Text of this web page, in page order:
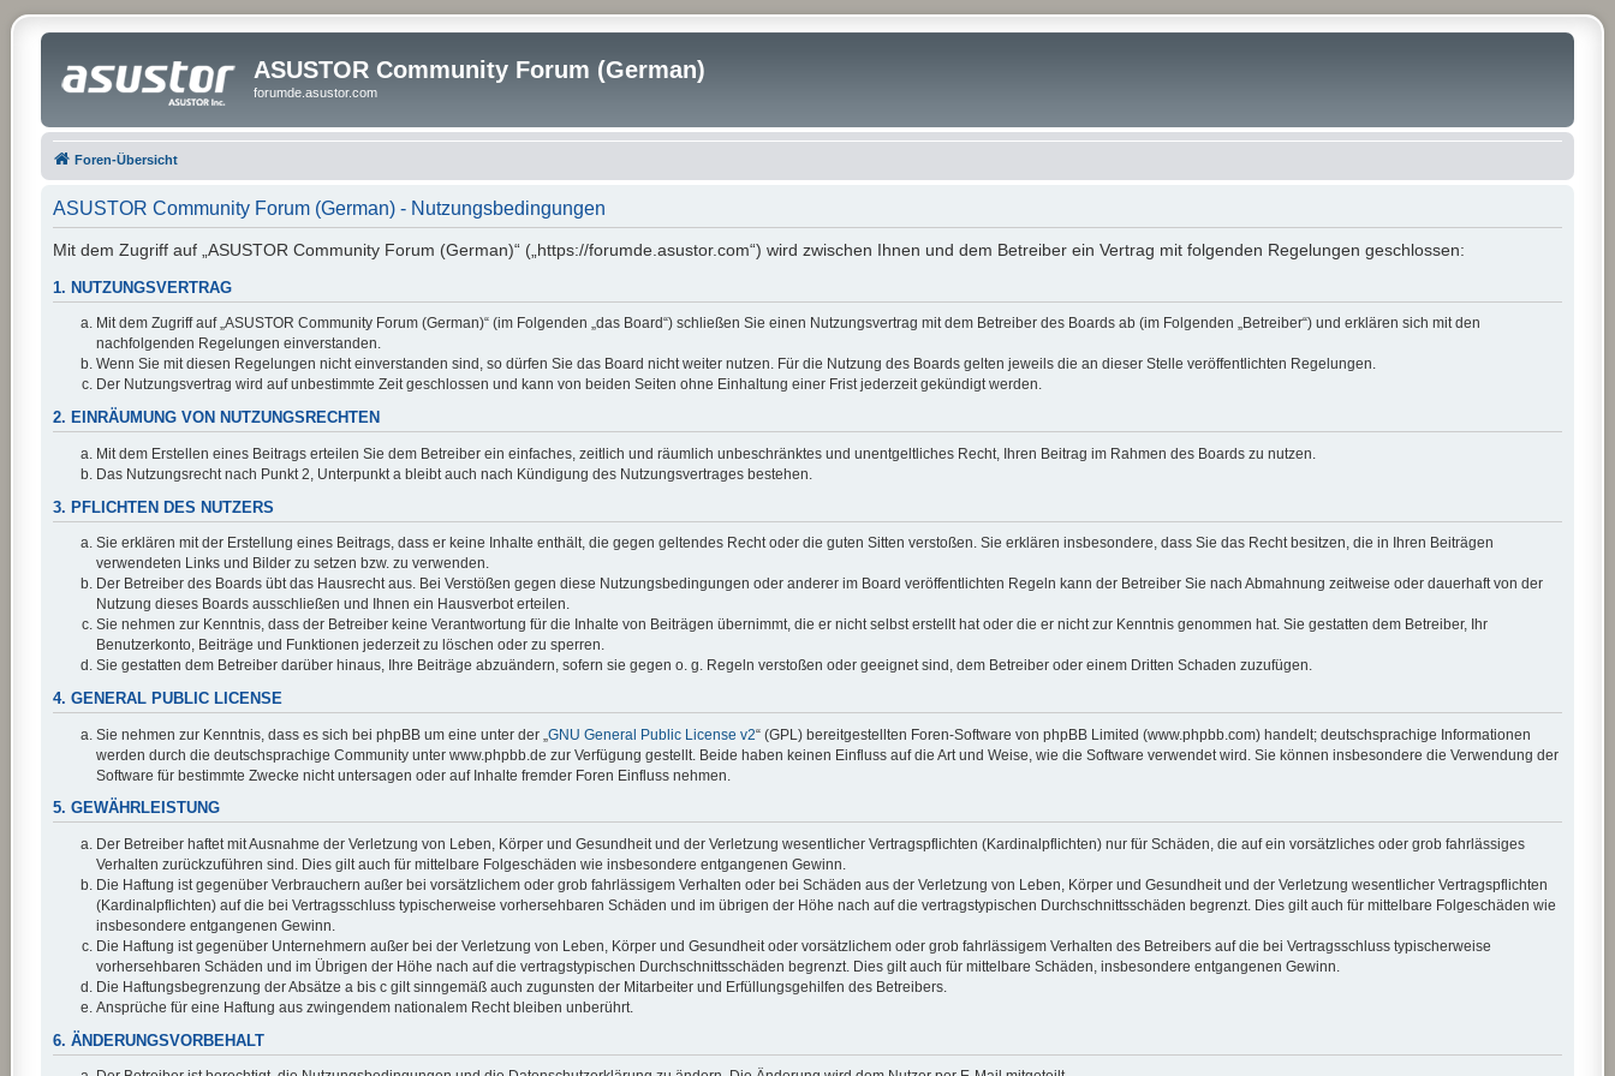
ASUSTOR Community Forum (German)
forumde.asustor.com
Foren-Übersicht
ASUSTOR Community Forum (German) - Nutzungsbedingungen
Mit dem Zugriff auf „ASUSTOR Community Forum (German)“ („https://forumde.asustor.com“) wird zwischen Ihnen und dem Betreiber ein Vertrag mit folgenden Regelungen geschlossen:
1. NUTZUNGSVERTRAG
Mit dem Zugriff auf „ASUSTOR Community Forum (German)“ (im Folgenden „das Board“) schließen Sie einen Nutzungsvertrag mit dem Betreiber des Boards ab (im Folgenden „Betreiber“) und erklären sich mit den
nachfolgenden Regelungen einverstanden.
Wenn Sie mit diesen Regelungen nicht einverstanden sind, so dürfen Sie das Board nicht weiter nutzen. Für die Nutzung des Boards gelten jeweils die an dieser Stelle veröffentlichten Regelungen.
Der Nutzungsvertrag wird auf unbestimmte Zeit geschlossen und kann von beiden Seiten ohne Einhaltung einer Frist jederzeit gekündigt werden.
2. EINRÄUMUNG VON NUTZUNGSRECHTEN
Mit dem Erstellen eines Beitrags erteilen Sie dem Betreiber ein einfaches, zeitlich und räumlich unbeschränktes und unentgeltliches Recht, Ihren Beitrag im Rahmen des Boards zu nutzen.
Das Nutzungsrecht nach Punkt 2, Unterpunkt a bleibt auch nach Kündigung des Nutzungsvertrages bestehen.
3. PFLICHTEN DES NUTZERS
Sie erklären mit der Erstellung eines Beitrags, dass er keine Inhalte enthält, die gegen geltendes Recht oder die guten Sitten verstoßen. Sie erklären insbesondere, dass Sie das Recht besitzen, die in Ihren Beiträgen
verwendeten Links und Bilder zu setzen bzw. zu verwenden.
Der Betreiber des Boards übt das Hausrecht aus. Bei Verstößen gegen diese Nutzungsbedingungen oder anderer im Board veröffentlichten Regeln kann der Betreiber Sie nach Abmahnung zeitweise oder dauerhaft von der
Nutzung dieses Boards ausschließen und Ihnen ein Hausverbot erteilen.
Sie nehmen zur Kenntnis, dass der Betreiber keine Verantwortung für die Inhalte von Beiträgen übernimmt, die er nicht selbst erstellt hat oder die er nicht zur Kenntnis genommen hat. Sie gestatten dem Betreiber, Ihr
Benutzerkonto, Beiträge und Funktionen jederzeit zu löschen oder zu sperren.
Sie gestatten dem Betreiber darüber hinaus, Ihre Beiträge abzuändern, sofern sie gegen o. g. Regeln verstoßen oder geeignet sind, dem Betreiber oder einem Dritten Schaden zuzufügen.
4. GENERAL PUBLIC LICENSE
Sie nehmen zur Kenntnis, dass es sich bei phpBB um eine unter der „ GNU General Public License v2“ (GPL) bereitgestellten Foren-Software von phpBB Limited (www.phpbb.com) handelt; deutschsprachige Informationen
werden durch die deutschsprachige Community unter www.phpbb.de zur Verfügung gestellt. Beide haben keinen Einfluss auf die Art und Weise, wie die Software verwendet wird. Sie können insbesondere die Verwendung der
Software für bestimmte Zwecke nicht untersagen oder auf Inhalte fremder Foren Einfluss nehmen.
5. GEWÄHRLEISTUNG
Der Betreiber haftet mit Ausnahme der Verletzung von Leben, Körper und Gesundheit und der Verletzung wesentlicher Vertragspflichten (Kardinalpflichten) nur für Schäden, die auf ein vorsätzliches oder grob fahrlässiges
Verhalten zurückzuführen sind. Dies gilt auch für mittelbare Folgeschäden wie insbesondere entgangenen Gewinn.
Die Haftung ist gegenüber Verbrauchern außer bei vorsätzlichem oder grob fahrlässigem Verhalten oder bei Schäden aus der Verletzung von Leben, Körper und Gesundheit und der Verletzung wesentlicher Vertragspflichten
(Kardinalpflichten) auf die bei Vertragsschluss typischerweise vorhersehbaren Schäden und im übrigen der Höhe nach auf die vertragstypischen Durchschnittsschäden begrenzt. Dies gilt auch für mittelbare Folgeschäden wie
insbesondere entgangenen Gewinn.
Die Haftung ist gegenüber Unternehmern außer bei der Verletzung von Leben, Körper und Gesundheit oder vorsätzlichem oder grob fahrlässigem Verhalten des Betreibers auf die bei Vertragsschluss typischerweise
vorhersehbaren Schäden und im Übrigen der Höhe nach auf die vertragstypischen Durchschnittsschäden begrenzt. Dies gilt auch für mittelbare Schäden, insbesondere entgangenen Gewinn.
Die Haftungsbegrenzung der Absätze a bis c gilt sinngemäß auch zugunsten der Mitarbeiter und Erfüllungsgehilfen des Betreibers.
Ansprüche für eine Haftung aus zwingendem nationalem Recht bleiben unberührt.
6. ÄNDERUNGSVORBEHALT